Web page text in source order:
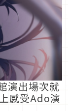
演出場次就
感受Ado演